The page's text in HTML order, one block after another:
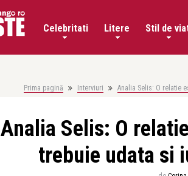
Celebritati Litere Stil de
Prima pagină Interviuri Analia Selis: O relatie
Analia Selis: O
trebuie udata si